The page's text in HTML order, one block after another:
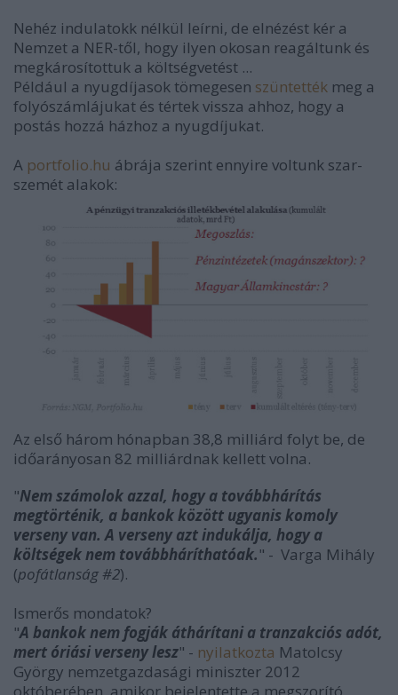
Nehéz indulatokk nélkül leírni, de elnézést kér a
Nemzet a NER-től, hogy ilyen okosan reagáltunk és
megkárosítottuk a költségvetést ...
Például a nyugdíjasok tömegesen szüntették meg a
folyószámlájukat és tértek vissza ahhoz, hogy a
postás hozzá házhoz a nyugdíjukat.
A portfolio.hu ábrája szerint ennyire voltunk szar-
szemét alakok:
Az első három hónapban 38,8 milliárd folyt be, de
időarányosan 82 milliárdnak kellett volna.
"Nem számolok azzal, hogy a továbbhárítás
megtörténik, a bankok között ugyanis komoly
verseny van. A verseny azt indukálja, hogy a
költségek nem továbbháríthatóak." - Varga Mihály
(pofátlanság #2).
Ismerős mondatok?
"A bankok nem fogják áthárítani a tranzakciós adót,
mert óriási verseny lesz" - nyilatkozta Matolcsy
György nemzetgazdasági miniszter 2012
októberében, amikor bejelentette a megszorító